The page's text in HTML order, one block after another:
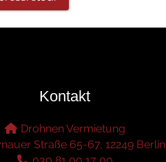
Kontakt
Drohnen Vermietung
Straße 65-67, 12249 Berlin